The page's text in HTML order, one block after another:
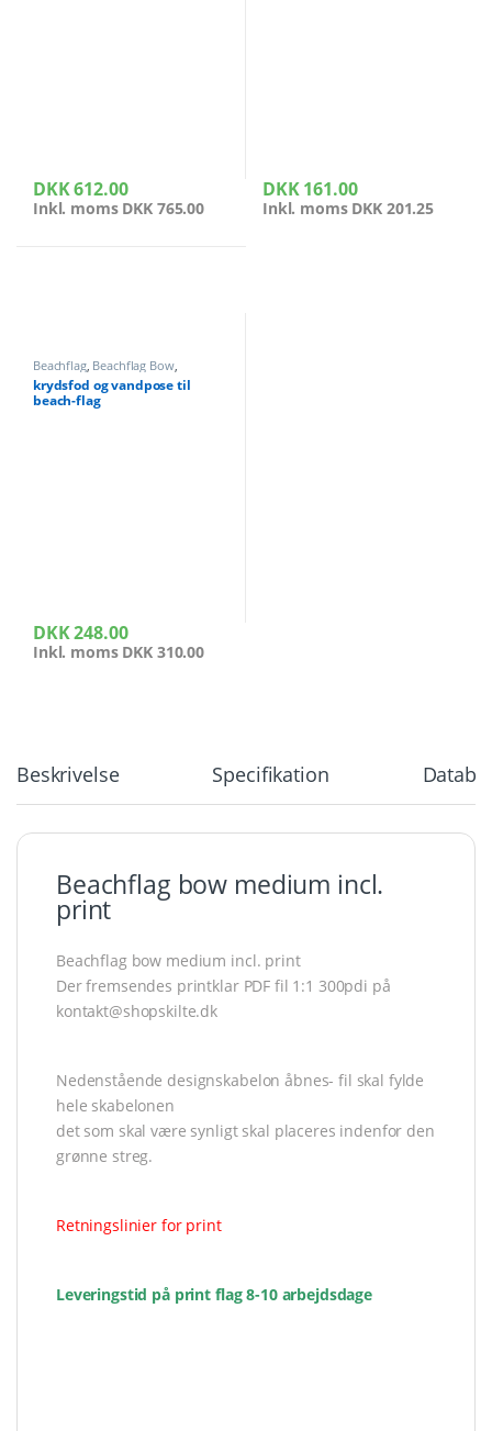
DKK612.00
Inkl. moms DKK 765.00
DKK161.00
Inkl. moms DKK 201.25
Beachflag, Beachflag Bow,
Beachflag Bow Beachflag Drop
Beachflag Drop,Beachflag Square
Beachflag Square
krydsfod og vandpose til
beach-flag
DKK248.00
Inkl. moms DKK 310.00
Beskrivelse Specifikation
Beachflag bow medium incl.
print
Beachflag bow medium incl. print
Der fremsendes printklar PDF fil 1:1 300pdi på
kontakt@shopskilte.dk
Nedenstående designskabelon åbnes- fil skal fylde
hele skabelonen
det som skal være synligt skal placeres indenfor den
grønne streg.
Retningslinier for print
Leveringstid på print flag 8-10 arbejdsdage